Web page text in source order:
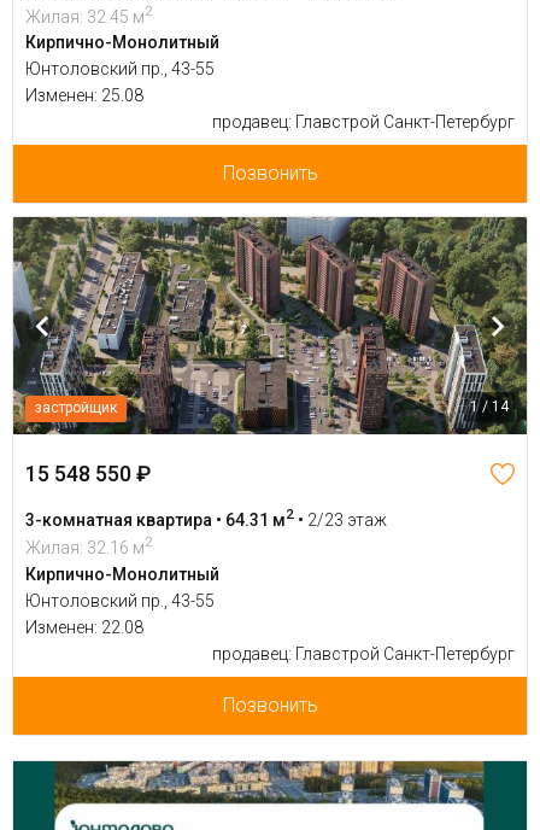
Жилая: 32.45 м2
Кирпично-Монолитный
Юнтоловский пр., 43-55
Изменен: 25.08
продавец: Главстрой Санкт-Петербург
Позвонить
застройщик 1 / 14
15 548 550 ₽
3-комнатная квартира • 64.31 м2 • 2/23 этаж
Жилая: 32.16 м2
Кирпично-Монолитный
Юнтоловский пр., 43-55
Изменен: 22.08
продавец: Главстрой Санкт-Петербург
Позвонить